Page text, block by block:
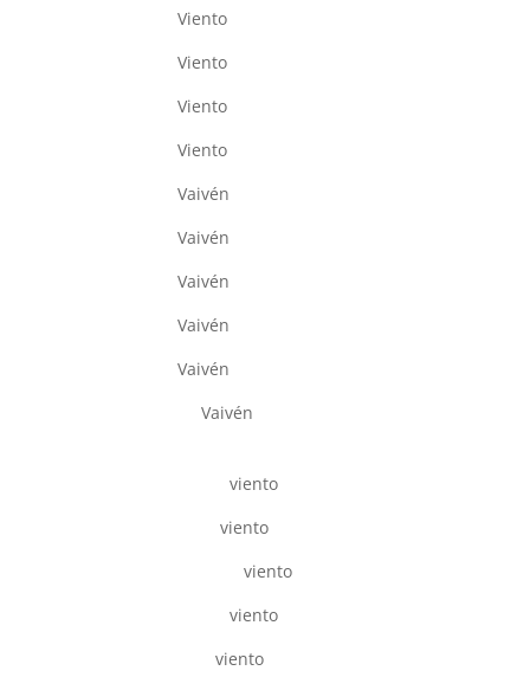
Viento
Viento
Viento
Viento
Vaivén
Vaivén
Vaivén
Vaivén
Vaivén
Vaivén
viento
viento
viento
viento
viento